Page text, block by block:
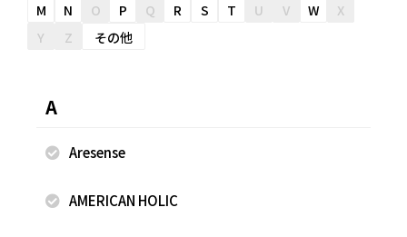
下記URLよりぜひご利用ください！！
https://airrsv.net/freaksstoretougoucyo/calendar
ARATAさんのスナップ
M
N O P Q R S T U V W
X
Y
Z その他
A
Aresense
AMERICAN HOLIC